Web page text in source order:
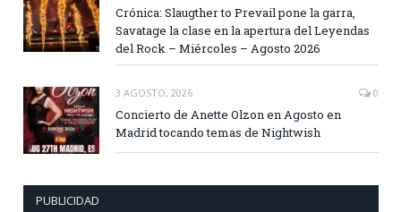
Crónica: Slaugther to Prevail pone la garra,
Savatage la clase en la apertura del Leyendas
del Rock – Miércoles – Agosto 2026
3 AGOSTO, 2026 0
Concierto de Anette Olzon en Agosto en
Madrid tocando temas de Nightwish
PUBLICIDAD